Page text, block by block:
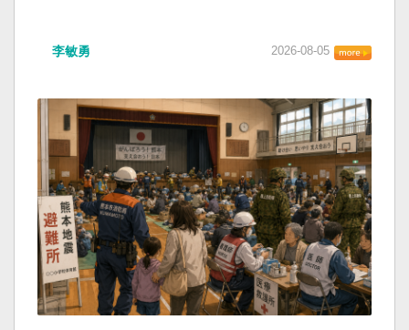
韌性，讓彼此的國家更安全更繁榮。 最後，賴清
斷，台灣有堅定的意志，確保民主燈塔永明，自
由基石永固。
到「兜牢基層『三保』底線」和「抓好『一老一
精氣神，不斷創造高質量發展新業績」。不懂什
麼是「精氣神」，還以為是假文件，是新時代習
近平思想嗎？ 最後一句是「會議還研究了其他事
項。」這是每次外媒最感興趣的問題，那就是人
事問題。港媒大做文章，排查二十屆中央委員清
洗了多少人？這為習近平的進一步獨裁和二十一
大續任鋪平道路。據統計，過去一年，已有十九
名中央委員被官方宣布落馬或罷免全國人大代表
職務。另外還有「失蹤」者。總共接近三十人。
領銜的是兩名政治局委員：軍委副主席張又俠與
新疆黨委書記馬興瑞。 軍方還有原中央軍委副主
的歷史就不會有中國國民黨，也不會捲入迄今仍
人民共和國接續了，中國是中國，台灣是台灣。
兩岸已有正常外交，中國也可致力提升國民福
祉。 如果一九四五年八一五台灣獨立了，就像二
戰後許多殖民地選擇獨立，成為杭廷頓第二波民
主化的歷史。獨立的台灣會像脫離日本殖民的韓
國，八一五這一天成為獨立紀念日及光復節。不
同於有國家歷史的朝鮮，台灣是新興國家，開展
自己國家的歷史。台灣沒有像朝鮮的左右路線競
逐政權，造成內戰形成南韓、北朝分裂國家的歷
史。或許會有左右路線政黨，形塑台灣的國家之
路。 如果一九四五年八一五台灣獨立了，一九四
九年中華人民共和國革命推翻中華民國，中國國
李敏勇 2026-08-05